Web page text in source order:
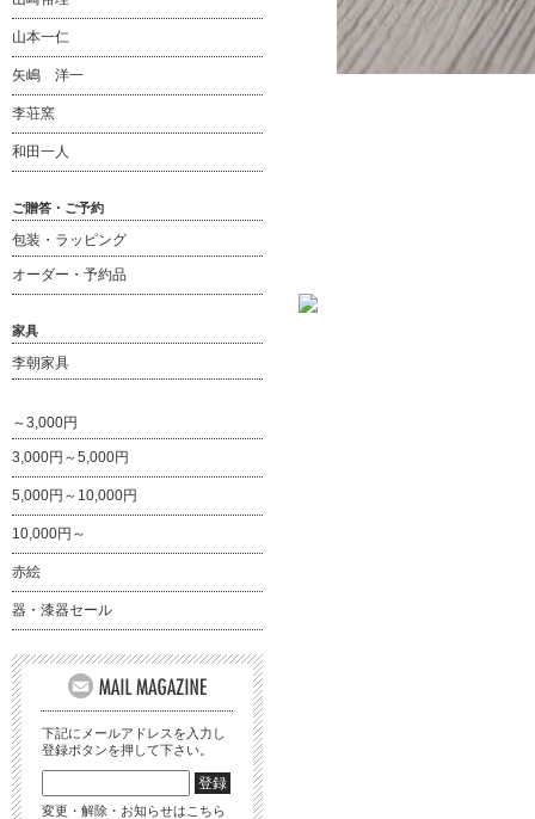
山本一仁
矢嶋 洋一
李荘窯
和田一人
ご贈答・ご予約
包装・ラッピング
オーダー・予約品
家具
李朝家具
～3,000円
3,000円～5,000円
5,000円～10,000円
10,000円～
赤絵
器・漆器セール
下記にメールアドレスを入力し
登録ボタンを押して下さい。
変更・解除・お知らせはこちら